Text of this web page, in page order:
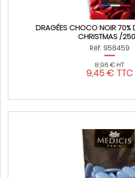
DRAGÉES CHOCO NOIR 70%
CHRISTMAS /
Réf: 958459
8,96 € HT
9,45 € TTC